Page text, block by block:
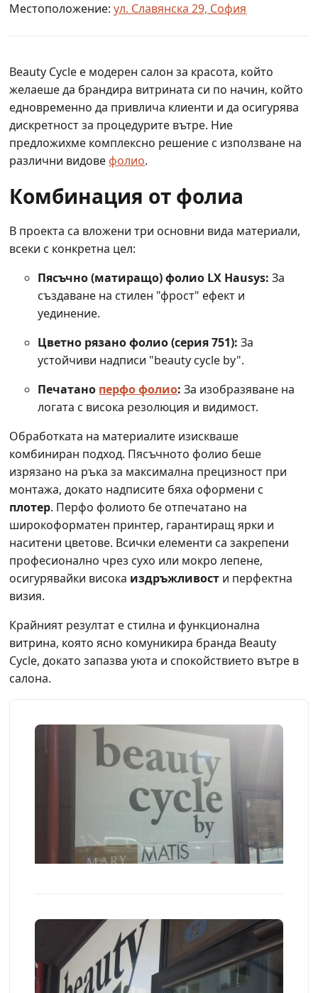
Местоположение:ул. Славянска 29, София
Beauty Cycle е модерен салон за красота, който
желаеше да брандира витрината си по начин, който
едновременно да привлича клиенти и да осигурява
дискретност за процедурите вътре. Ние
предложихме комплексно решение с използване на
различни видовефолио.
Комбинация от фолиа
В проекта са вложени три основни вида материали,
всеки с конкретна цел:
Пясъчно (матиращо) фолио LX Hausys: За
създаване на стилен "фрост" ефект и
уединение.
Цветно рязано фолио (серия 751): За
устойчиви надписи "beauty cycle by".
Печатано перфо фолио: За изобразяване на
логата с висока резолюция и видимост.
Обработката на материалите изискваше
комбиниран подход. Пясъчното фолио беше
изрязано на ръка за максимална прецизност при
монтажа, докато надписите бяха оформени с
плотер. Перфо фолиото бе отпечатано на
широкоформатен принтер, гарантиращ ярки и
наситени цветове. Всички елементи са закрепени
професионално чрез сухо или мокро лепене,
осигурявайки висока издръжливост и перфектна
визия.
Крайният резултат е стилна и функционална
витрина, която ясно комуникира бранда Beauty
Cycle, докато запазва уюта и спокойствието вътре в
салона.